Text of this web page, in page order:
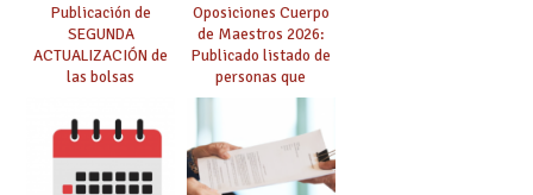
Publicación de
SEGUNDA
ACTUALIZACIÓN de
las bolsas
Cuerpo de Maestros
de especialidades
convocadas a
oposición
Oposiciones Cuerpo
de Maestros 2026:
Publicado listado de
personas que
adquieren nueva
especialidad